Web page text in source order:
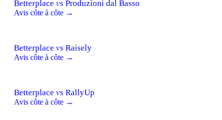
Betterplace vs Produzioni dal Basso
Avis côte à côte →
Betterplace vs Raisely
Avis côte à côte →
Betterplace vs RallyUp
Avis côte à côte →